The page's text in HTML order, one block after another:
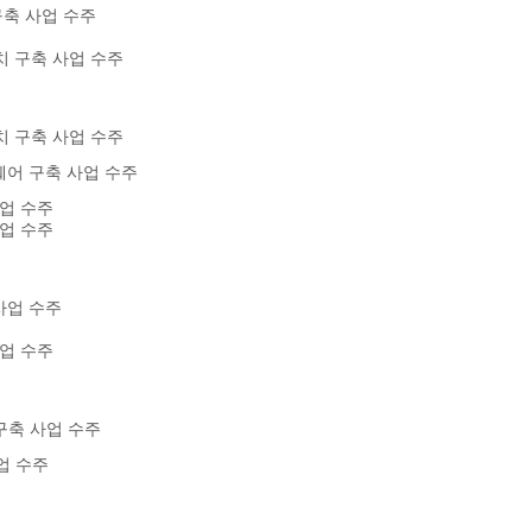
사업 수주
구축 사업 수주
구축 사업 수주
어 구축 사업 수주
수주
수주
업 수주
수주
축 사업 수주
수주